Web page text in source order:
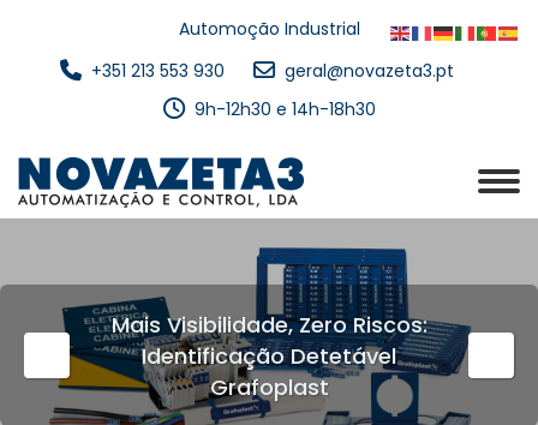
Automoção Industrial
+351 213 553 930
geral@novazeta3.pt
9h-12h30 e 14h-18h30
Mais Visibilidade, Zero Riscos:
Identificação Detetável
Grafoplast